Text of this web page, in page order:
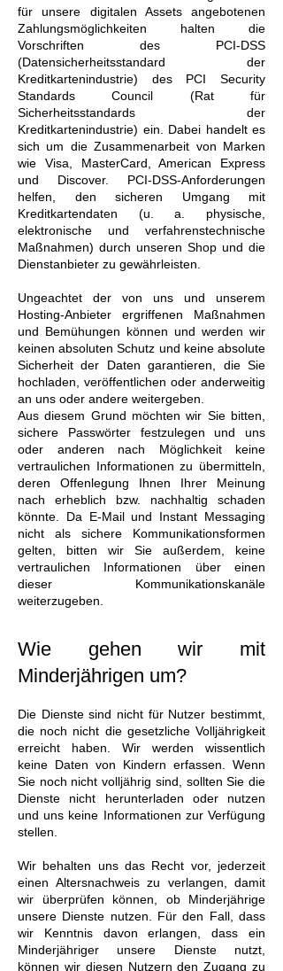
für unsere digitalen Assets angebotenen
Zahlungsmöglichkeiten halten die
Vorschriften des PCI-DSS
(Datensicherheitsstandard der
Kreditkartenindustrie) des PCI Security
Standards Council (Rat für
Sicherheitsstandards der
Kreditkartenindustrie) ein. Dabei handelt es
sich um die Zusammenarbeit von Marken
wie Visa, MasterCard, American Express
und Discover. PCI-DSS-Anforderungen
helfen, den sicheren Umgang mit
Kreditkartendaten (u. a. physische,
elektronische und verfahrenstechnische
Maßnahmen) durch unseren Shop und die
Dienstanbieter zu gewährleisten.
Ungeachtet der von uns und unserem
Hosting-Anbieter ergriffenen Maßnahmen
und Bemühungen können und werden wir
keinen absoluten Schutz und keine absolute
Sicherheit der Daten garantieren, die Sie
hochladen, veröffentlichen oder anderweitig
an uns oder andere weitergeben.
Aus diesem Grund möchten wir Sie bitten,
sichere Passwörter festzulegen und uns
oder anderen nach Möglichkeit keine
vertraulichen Informationen zu übermitteln,
deren Offenlegung Ihnen Ihrer Meinung
nach erheblich bzw. nachhaltig schaden
könnte. Da E-Mail und Instant Messaging
nicht als sichere Kommunikationsformen
gelten, bitten wir Sie außerdem, keine
vertraulichen Informationen über einen
dieser Kommunikationskanäle
weiterzugeben.
Wie gehen wir mit
Minderjährigen um?
Die Dienste sind nicht für Nutzer bestimmt,
die noch nicht die gesetzliche Volljährigkeit
erreicht haben. Wir werden wissentlich
keine Daten von Kindern erfassen. Wenn
Sie noch nicht volljährig sind, sollten Sie die
Dienste nicht herunterladen oder nutzen
und uns keine Informationen zur Verfügung
stellen.
Wir behalten uns das Recht vor, jederzeit
einen Altersnachweis zu verlangen, damit
wir überprüfen können, ob Minderjährige
unsere Dienste nutzen. Für den Fall, dass
wir Kenntnis davon erlangen, dass ein
Minderjähriger unsere Dienste nutzt,
können wir diesen Nutzern den Zugang zu